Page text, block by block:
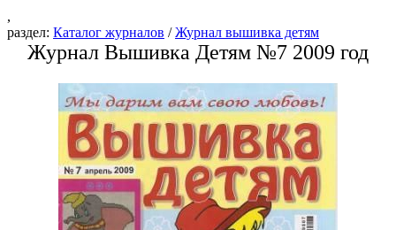
,
раздел: Каталог журналов /Журнал вышивка детям
Журнал Вышивка Детям №7 2009 год